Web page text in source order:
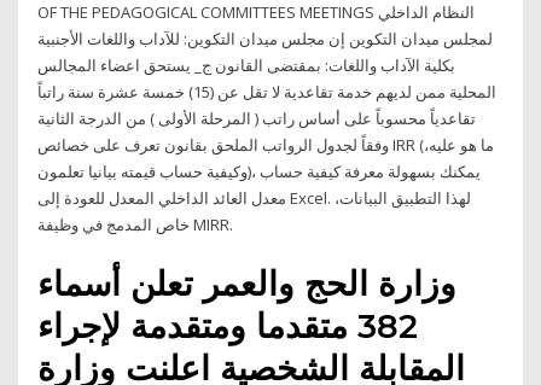
OF THE PEDAGOGICAL COMMITTEES MEETINGS النظام الداخلي
لمجلس ميدان التكوين إن مجلس ميدان التكوين: للآداب واللغات الأجنبية
بكلية الآداب واللغات: بمقتضى القانون ج_ يستحق اعضاء المجالس
المحلية ممن لديهم خدمة تقاعدية لا تقل عن (15) خمسة عشرة سنة راتباً
تقاعدياً محسوباً على أساس راتب ( المرحلة الأولى ) من الدرجة الثانية
وفقاً لجدول الرواتب الملحق بقانون تعرف على خصائص IRR (ما هو عليه،
وكيفية حساب قيمته بيانيا تعلمون)، يمكنك بسهولة معرفة كيفية حساب
معدل العائد الداخلي المعدل للعودة إلى Excel. لهذا التطبيق البيانات،
خاص المدمج في وظيفة MIRR.
وزارة الحج والعمر تعلن أسماء
382 متقدما ومتقدمة لإجراء
المقابلة الشخصية اعلنت وزارة